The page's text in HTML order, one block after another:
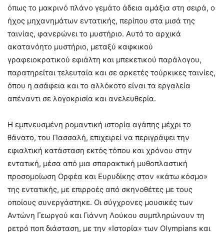
όπως το μακρινό πλάνο γεμάτο άδεια αμάξια στη σειρά, ο
ήχος μηχανημάτων εντατικής, περίπου στα μισά της
ταινίας, φανερώνει το μυστήριο. Αυτό το αρχικά
ακατανόητο μυστήριο, μεταξύ καφκικού
γραφειοκρατικού εφιάλτη και μπεκετικού παράλογου,
παρατηρείται τελευταία και σε αρκετές τούρκικες ταινίες,
όπου η ασάφεια και το αλλόκοτο είναι τα εργαλεία
απέναντι σε λογοκρισία και ανελευθερία.
Η εμπνευσμένη ρομαντική ιστορία αγάπης μέχρι το
θάνατο, του Πασσαλή, επιχειρεί να περιγράψει την
εφιαλτική κατάσταση εκτός τόπου και χρόνου στην
εντατική, μέσα από μια σπαρακτική μυθοπλαστική
προσομοίωση Ορφέα και Ευρυδίκης στον «κάτω κόσμο»
της εντατικής, με επιρροές από σκηνοθέτες με τους
οποίους συνεργάστηκε. Οι σύγχρονες μουσικές των
Αντώνη Γεωργού και Γιάννη Λούκου συμπληρώνουν τη
ρετρό ποπ διάσταση, με την «Ιστορία» των Olympians και